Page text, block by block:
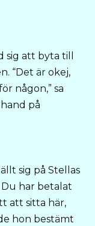
att byta till
“Det är okej,
någon,” sa
på
sig på Stellas
Du har betalat
att sitta här,
hon bestämt